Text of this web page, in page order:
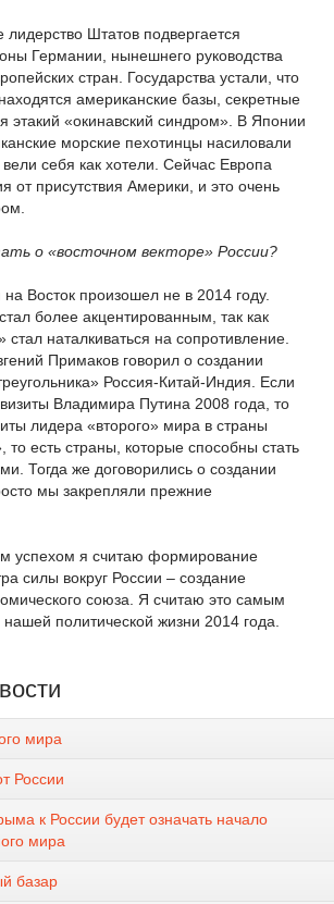
Штатов подвергается
Германии, нынешнего руководства
стран. Государства устали, что
американские базы, секретные
этакий «окинавский синдром». В Японии
морские пехотинцы насиловали
себя как хотели. Сейчас Европа
от присутствия Америки, и это очень
о «восточном векторе» России?
Восток произошел не в 2014 году.
более акцентированным, так как
стал наталкиваться на сопротивление.
Примаков говорил о создании
Россия-Китай-Индия. Если
Владимира Путина 2008 года, то
лидера «второго» мира в страны
есть страны, которые способны стать
Тогда же договорились о создании
мы закрепляли прежние
успехом я считаю формирование
силы вокруг России – создание
союза. Я считаю это самым
политической жизни 2014 года.
мира
России
к России будет означать начало
мира
базар